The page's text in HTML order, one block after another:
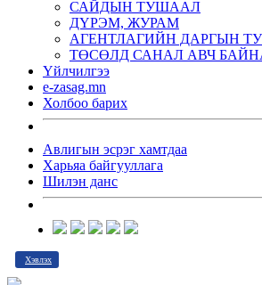
САЙДЫН ТУШААЛ
ДҮРЭМ, ЖУРАМ
АГЕНТЛАГИЙН ДАРГЫН
ТӨСӨЛД САНАЛ АВЧ
Үйлчилгээ
e-zasag.mn
Холбоо барих
Авлигын эсрэг хамтдаа
Харьяа байгууллага
Шилэн данс
Хэвлэх